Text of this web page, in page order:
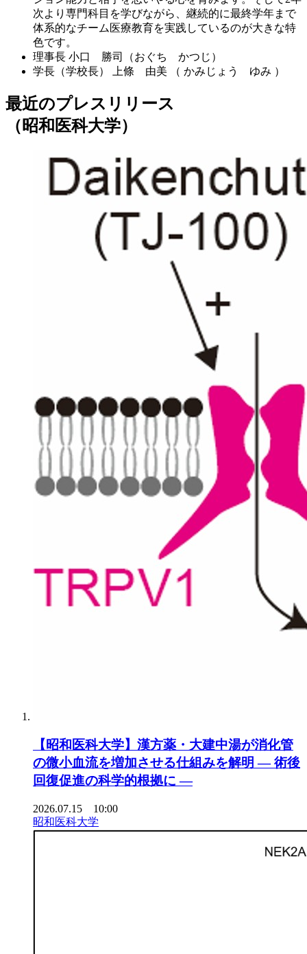
次より専門科目を学びながら、継続的に最終学年まで
体系的なチーム医療教育を実践しているのが大きな特
色です。
理事長 小口 勝司（おぐち かつじ）
学長（学校長）
上條 由美 （ かみじょう ゆみ ）
最近のプレスリリース
（昭和医科大学）
【昭和医科大学】漢方薬・大建中湯が消化管
の微小血流を増加させる仕組みを解明 ― 術後
回復促進の科学的根拠に ―
2026.07.15 10:00
昭和医科大学